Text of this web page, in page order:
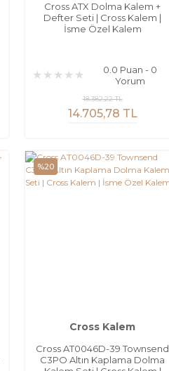
Cross ATX Dolma Kalem +
Defter Seti | Cross Kalem |
İsme Özel Kalem
0.0 Puan - 0
Yorum
14.705,78 TL
18.382,22 TL
%20
Cross Kalem
Cross AT0046D-39 Townsend
C3PO Altın Kaplama Dolma